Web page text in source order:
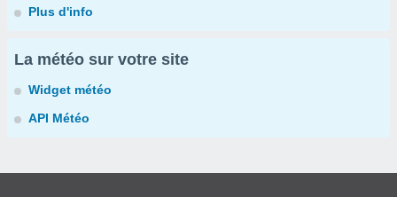
Plus d'info
La météo sur votre site
Widget météo
API Météo